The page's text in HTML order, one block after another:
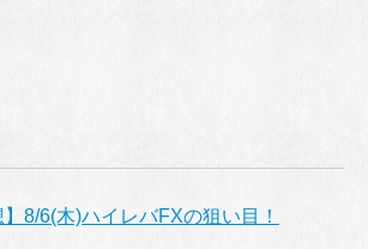
】8/6(木)ハイレバFXの狙い目！